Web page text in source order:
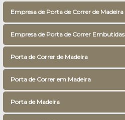
Empresa de Porta de Correr de Madeira
Empresa de Porta de Correr Embutidas
Porta de Correr de Madeira
Porta de Correr em Madeira
Porta de Madeira